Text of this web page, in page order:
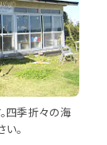
四季折々の海
。